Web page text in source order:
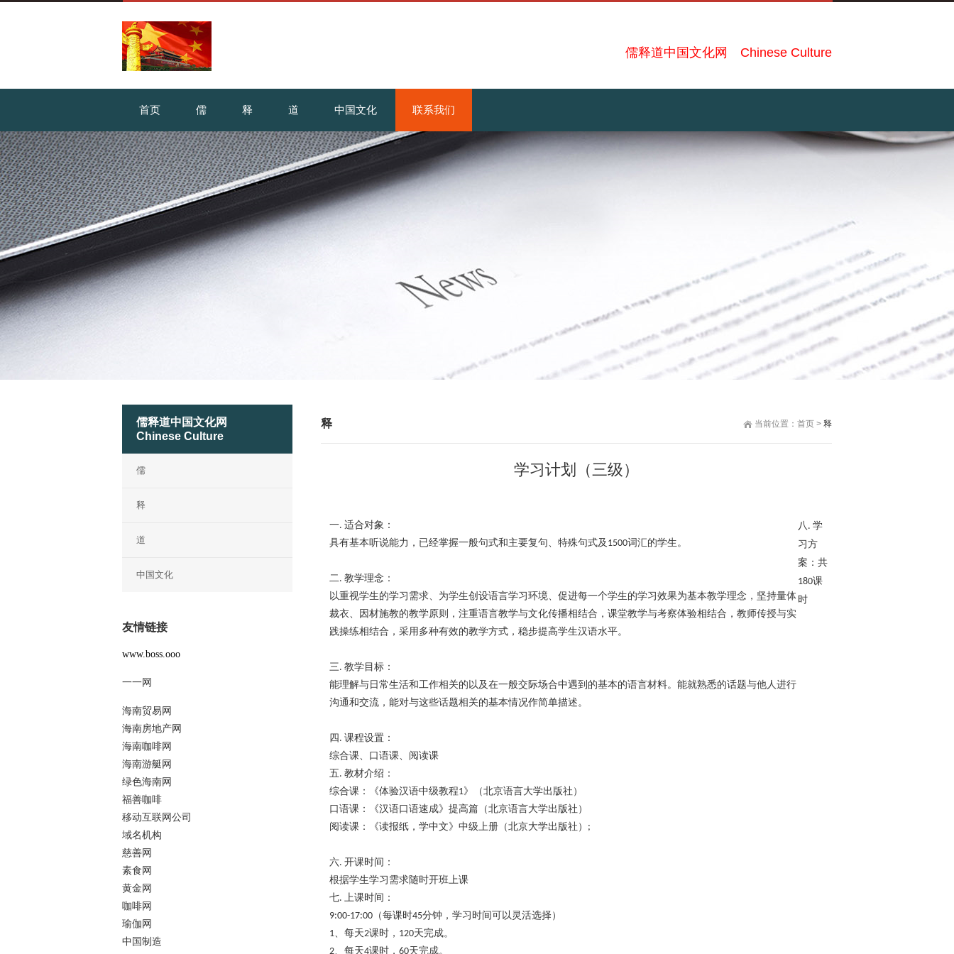
儒释道中国文化网 Chinese Culture
首页 儒 释 道 中国文化 联系我们
当前位置： 首页 > 释
释
学习计划（三级）
一. 适合对象：
具有基本听说能力，已经掌握一般句式和主要复句、特殊句式及1500词汇的学生。
二. 教学理念：
以重视学生的学习需求、为学生创设语言学习环境、促进每一个学生的学习效果为基本教学理念，坚持量体
裁衣、因材施教的教学原则，注重语言教学与文化传播相结合，课堂教学与考察体验相结合，教师传授与实
践操练相结合，采用多种有效的教学方式，稳步提高学生汉语水平。
三. 教学目标：
能理解与日常生活和工作相关的以及在一般交际场合中遇到的基本的语言材料。能就熟悉的话题与他人进行
沟通和交流，能对与这些话题相关的基本情况作简单描述。
四. 课程设置：
综合课、口语课、阅读课
五. 教材介绍：
综合课：《体验汉语中级教程1》（北京语言大学出版社）
口语课：《汉语口语速成》提高篇（北京语言大学出版社）
阅读课：《读报纸，学中文》中级上册（北京大学出版社）;
六. 开课时间：
根据学生学习需求随时开班上课
七. 上课时间：
9:00-17:00（每课时45分钟，学习时间可以灵活选择）
八. 学
习方
案：共
180课
时
1、每天2课时，120天完成。
2、每天4课时，60天完成。
儒释道中国文化网
Chinese Culture
儒
释
道
中国文化
友情链接
www.boss.ooo
一一网
海南贸易网
海南房地产网
海南咖啡网
海南游艇网
绿色海南网
福善咖啡
移动互联网公司
域名机构
慈善网
素食网
黄金网
咖啡网
瑜伽网
中国制造